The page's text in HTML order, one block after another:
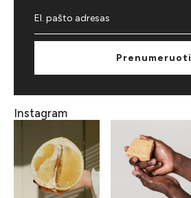
Prenumeruoti
Instagram